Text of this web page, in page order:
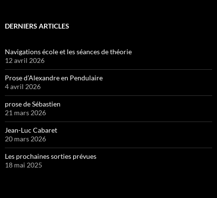
DERNIERS ARTICLES
Navigations école et les séances de théorie
12 avril 2026
Prose d’Alexandre en Pendulaire
4 avril 2026
prose de Sébastien
21 mars 2026
Jean-Luc Cabaret
20 mars 2026
Les prochaines sorties prévues
18 mai 2025